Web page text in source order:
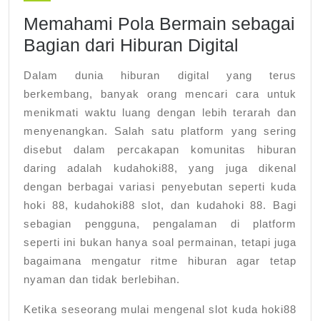
Memahami Pola Bermain sebagai
Bagian dari Hiburan Digital
Dalam dunia hiburan digital yang terus
berkembang, banyak orang mencari cara untuk
menikmati waktu luang dengan lebih terarah dan
menyenangkan. Salah satu platform yang sering
disebut dalam percakapan komunitas hiburan
daring adalah kudahoki88, yang juga dikenal
dengan berbagai variasi penyebutan seperti kuda
hoki 88, kudahoki88 slot, dan kudahoki 88. Bagi
sebagian pengguna, pengalaman di platform
seperti ini bukan hanya soal permainan, tetapi juga
bagaimana mengatur ritme hiburan agar tetap
nyaman dan tidak berlebihan.
Ketika seseorang mulai mengenal slot kuda hoki88